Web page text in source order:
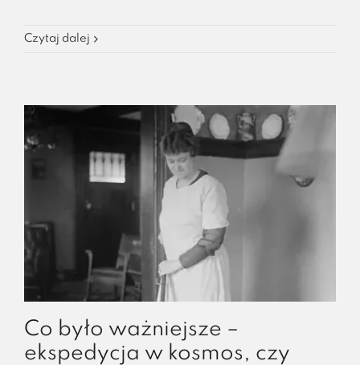
Czytaj dalej
Co było ważniejsze –
ekspedycja w kosmos, czy